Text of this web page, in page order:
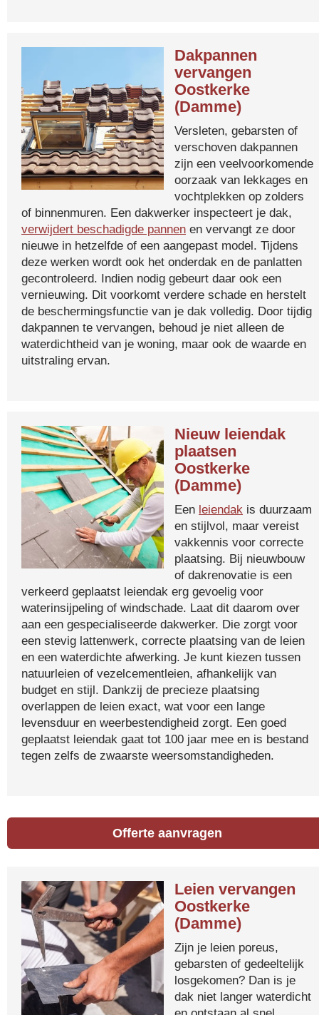
Dakpannen
vervangen
Oostkerke
(Damme)
Versleten, gebarsten of
verschoven dakpannen
zijn een veelvoorkomende
oorzaak van lekkages en
vochtplekken op zolders
of binnenmuren. Een dakwerker inspecteert je dak,
verwijdert beschadigde pannen en vervangt ze door
nieuwe in hetzelfde of een aangepast model. Tijdens
deze werken wordt ook het onderdak en de panlatten
gecontroleerd. Indien nodig gebeurt daar ook een
vernieuwing. Dit voorkomt verdere schade en herstelt
de beschermingsfunctie van je dak volledig. Door tijdig
dakpannen te vervangen, behoud je niet alleen de
waterdichtheid van je woning, maar ook de waarde en
uitstraling ervan.
Nieuw leiendak
plaatsen
Oostkerke
(Damme)
Een leiendak is duurzaam
en stijlvol, maar vereist
vakkennis voor correcte
plaatsing. Bij nieuwbouw
of dakrenovatie is een
verkeerd geplaatst leiendak erg gevoelig voor
waterinsijpeling of windschade. Laat dit daarom over
aan een gespecialiseerde dakwerker. Die zorgt voor
een stevig lattenwerk, correcte plaatsing van de leien
en een waterdichte afwerking. Je kunt kiezen tussen
natuurleien of vezelcementleien, afhankelijk van
budget en stijl. Dankzij de precieze plaatsing
overlappen de leien exact, wat voor een lange
levensduur en weerbestendigheid zorgt. Een goed
geplaatst leiendak gaat tot 100 jaar mee en is bestand
tegen zelfs de zwaarste weersomstandigheden.
Offerte aanvragen
Leien vervangen
Oostkerke
(Damme)
Zijn je leien poreus,
gebarsten of gedeeltelijk
losgekomen? Dan is je
dak niet langer waterdicht